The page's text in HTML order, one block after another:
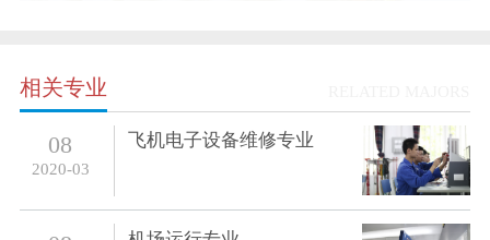
相关专业
08
2020-03
飞机电子设备维修专业